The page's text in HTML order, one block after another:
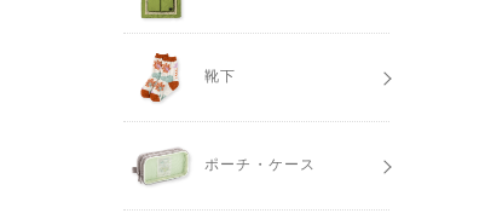
靴下
ポーチ・ケース